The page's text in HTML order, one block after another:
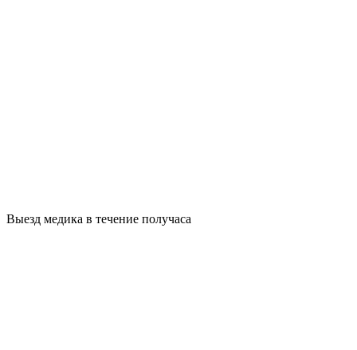
Выезд медика в течение получаса